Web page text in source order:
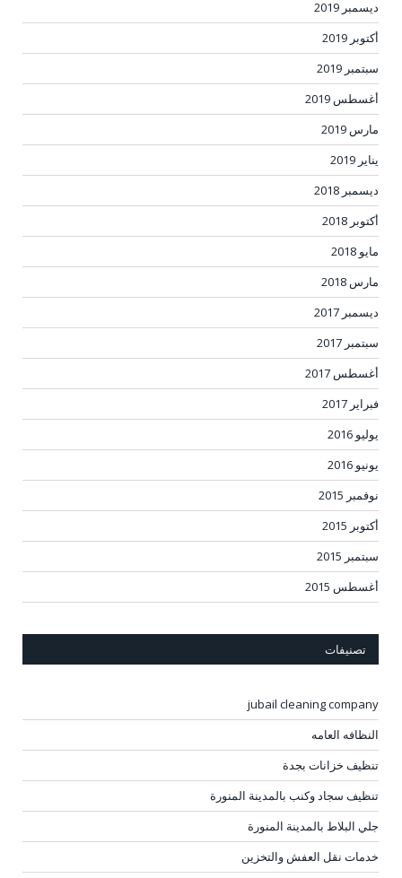
ديسمبر 2019
أكتوبر 2019
سبتمبر 2019
أغسطس 2019
مارس 2019
يناير 2019
ديسمبر 2018
أكتوبر 2018
مايو 2018
مارس 2018
ديسمبر 2017
سبتمبر 2017
أغسطس 2017
فبراير 2017
يوليو 2016
يونيو 2016
نوفمبر 2015
أكتوبر 2015
سبتمبر 2015
أغسطس 2015
تصنيفات
jubail cleaning company
النظافه العامه
تنظيف خزانات بجدة
تنظيف سجاد وكنب بالمدينة المنورة
جلي البلاط بالمدينة المنورة
خدمات نقل العفش والتخزين